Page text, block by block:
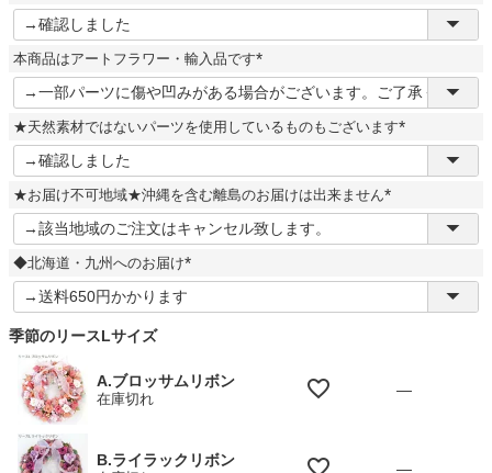
(
須
本商品はアートフラワー・輸入品です
(
必
須
)
★天然素材ではないパーツを使用しているものもございます
(
須
★お届け不可地域★沖縄を含む離島のお届けは出来ません
(
須
◆北海道・九州へのお届け
(
須
季節のリースLサイズ
A.ブロッサムリボン
在庫切れ
—
B.ライラックリボン —